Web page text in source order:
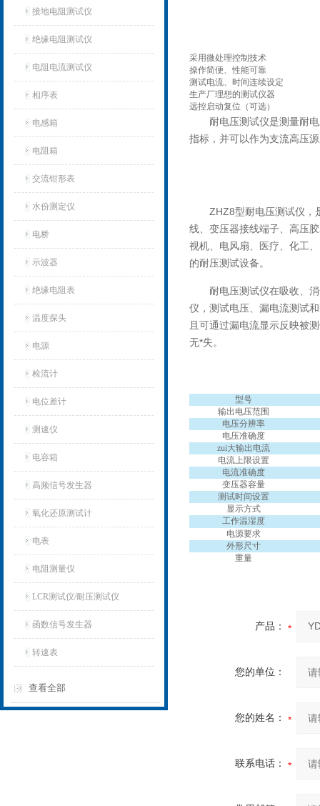
接地电阻测试仪
绝缘电阻测试仪
电阻电流测试仪
相序表
电感箱
电阻箱
交流钳形表
水份测定仪
电桥
示波器
绝缘电阻表
温度探头
电源
检流计
电位差计
测速仪
电容箱
高频信号发生器
氧化还原测试计
电表
电阻测量仪
LCR测试仪/耐压测试仪
函数信号发生器
转速表
查看全部
采用微处理控制技术
操作简便、性能可靠
测试电流、时间连续设定
生产厂理想的测试仪器
远控启动复位（可选）
耐电压测试仪是测量耐
指标，并可以作为支流高压
ZHZ8型耐电压测试仪，
线、变压器接线端子、高压
视机、电风扇、医疗、化工
的耐压测试设备。
耐电压测试仪在吸收、
仪，测试电压、漏电流测试
且可通过漏电流显示反映被
无*失。
型号
输出电压范围
电压分辨率
电压准确度
zui大输出电流
电流上限设置
电流准确度
变压器容量
测试时间设置
显示方式
工作温湿度
电源要求
外形尺寸
重量
产品：
您的单位：
您的姓名：
联系电话：